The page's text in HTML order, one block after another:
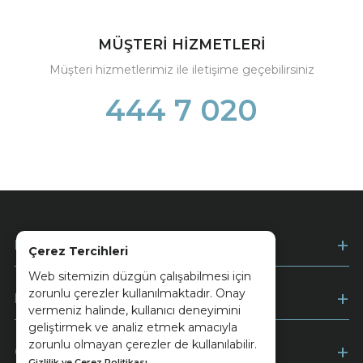
Çerez Tercihleri
Web sitemizin düzgün çalışabilmesi için
zorunlu çerezler kullanılmaktadır. Onay
vermeniz halinde, kullanıcı deneyimini
geliştirmek ve analiz etmek amacıyla
zorunlu olmayan çerezler de kullanılabilir.
MÜŞTERİ HİZMETLERİ
Müşteri hizmetlerimiz ile iletişime geçebilirsiniz
444 7 020
Kurumsal
Müşteri Hizmetleri
Ödeme